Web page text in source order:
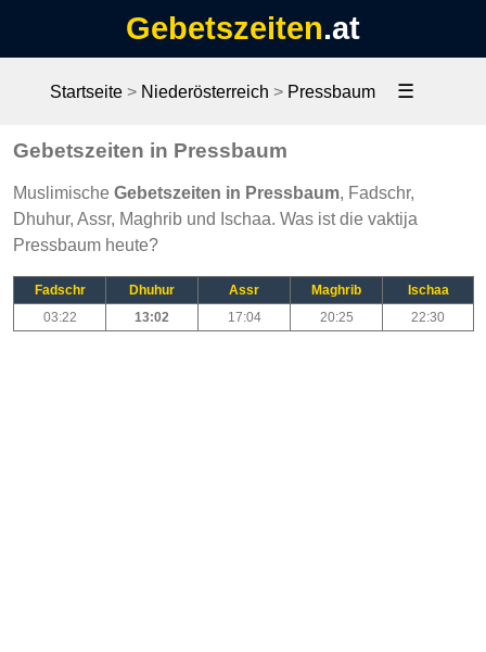
Gebetszeiten.at
Startseite > Niederösterreich > Pressbaum ☰
Gebetszeiten in Pressbaum
Muslimische Gebetszeiten in Pressbaum, Fadschr,
Dhuhur, Assr, Maghrib und Ischaa. Was ist die vaktija
Pressbaum heute?
Fadschr Dhuhur Assr Maghrib
Ischaa
03:22
13:02 17:04 20:25 22:30